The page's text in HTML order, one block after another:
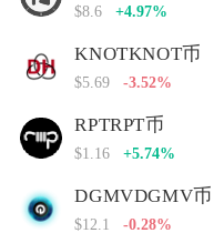
$8.6 +4.97%
KNOTKNOT币
$5.69 -3.52%
RPTRPT币
$1.16 +5.74%
DGMVDGMV币
$12.1 -0.28%